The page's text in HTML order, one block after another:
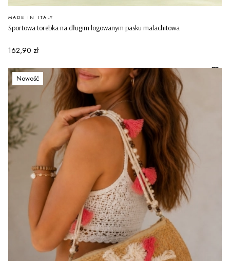
Sportowa torebka na długim logowanym pasku malachitowa
PRODUCENT
MADE IN ITALY
Cena
162,90 zł
Nowość